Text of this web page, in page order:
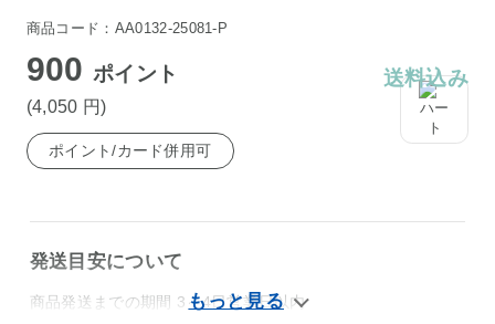
商品コード：AA0132-25081-P
900ポイント
(4,050 円)
送料込み
ポイント/カード併用可
発送目安について
商品発送までの期間 3～4日営業日以内